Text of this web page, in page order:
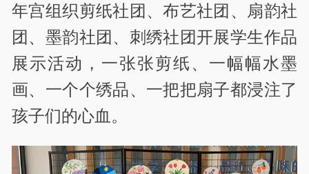
年宫组织剪纸社团、布艺社团、扇韵社
团、墨韵社团、刺绣社团开展学生作品
展示活动，一张张剪纸、一幅幅水墨
画、一个个绣品、一把把扇子都浸注了
孩子们的心血。